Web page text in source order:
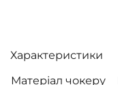
Характеристики
Матеріал чокеру